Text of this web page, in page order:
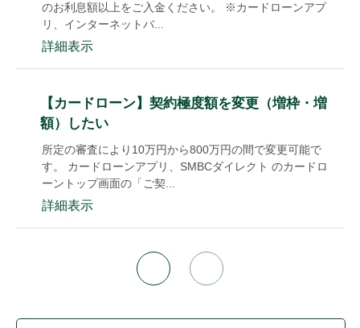
のお利息額以上をご入金ください。 ※カードローンアプ
リ、インターネットバ...
詳細表示
【カードローン】契約極度額を変更（増枠・増
額）したい
所定の審査により10万円から800万円の間で変更可能で
す。 カードローンアプリ、SMBCダイレクト のカードロ
ーントップ画面の「ご契...
詳細表示